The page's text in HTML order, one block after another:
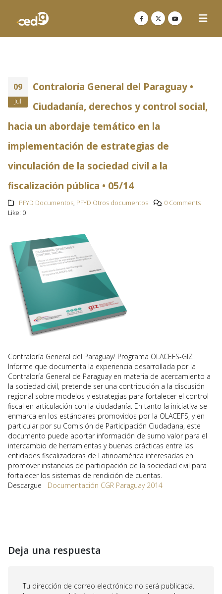
09
Jul
Contraloría General del Paraguay •
Ciudadanía, derechos y control social,
hacia un abordaje temático en la
implementación de estrategias de
vinculación de la sociedad civil a la
ﬁscalización pública • 05/14
PFYD Documentos, PFYD Otros documentos
0 Comments
Like: 0
Contraloría General del Paraguay/ Programa OLACEFS-GIZ
Informe que documenta la experiencia desarrollada por la
Contraloría General de Paraguay en materia de acercamiento a
la sociedad civil, pretende ser una contribución a la discusión
regional sobre modelos y estrategias para fortalecer el control
fiscal en articulación con la ciudadanía. En tanto la iniciativa se
enmarca en los estándares promovidos por la OLACEFS, y en
particular por su Comisión de Participación Ciudadana, este
documento puede aportar información de sumo valor para el
intercambio de herramientas y buenas prácticas entre las
entidades fiscalizadoras de Latinoamérica interesadas en
promover instancias de participación de la sociedad civil para
fortalecer los sistemas de rendición de cuentas.
Descargue Documentación CGR Paraguay 2014
Deja una respuesta
Tu dirección de correo electrónico no será publicada.